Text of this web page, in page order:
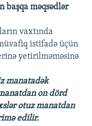
başqa məqsədlər
vaxtında
istifadə üçün
yetirilməməsinə
manatadək
on dörd
otuz manatdan
edilir.